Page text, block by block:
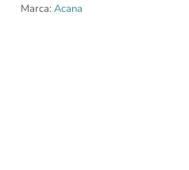
Marca: Acana